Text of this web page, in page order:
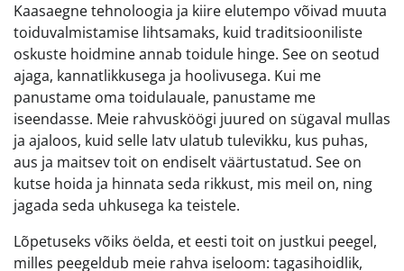
Kaasaegne tehnoloogia ja kiire elutempo võivad muuta
toiduvalmistamise lihtsamaks, kuid traditsiooniliste
oskuste hoidmine annab toidule hinge. See on seotud
ajaga, kannatlikkusega ja hoolivusega. Kui me
panustame oma toidulauale, panustame me
iseendasse. Meie rahvusköögi juured on sügaval mullas
ja ajaloos, kuid selle latv ulatub tulevikku, kus puhas,
aus ja maitsev toit on endiselt väärtustatud. See on
kutse hoida ja hinnata seda rikkust, mis meil on, ning
jagada seda uhkusega ka teistele.
Lõpetuseks võiks öelda, et eesti toit on justkui peegel,
milles peegeldub meie rahva iseloom: tagasihoidlik,